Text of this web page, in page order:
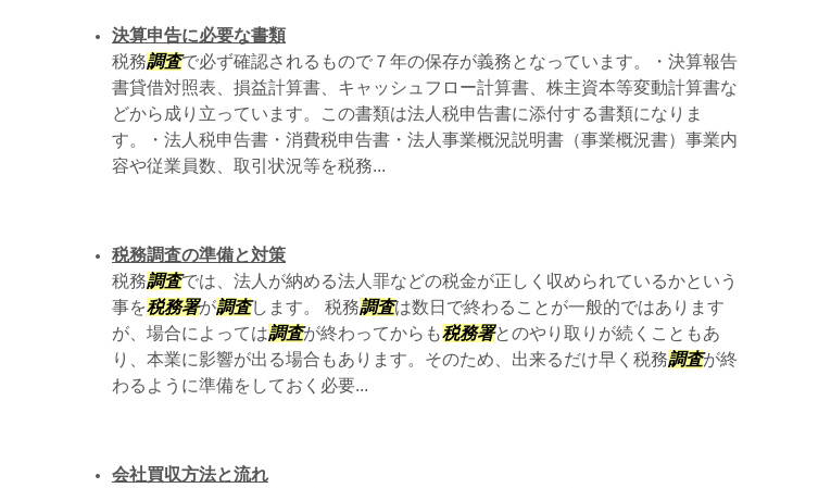
決算申告に必要な書類
税務調査で必ず確認されるもので７年の保存が義務となっています。・決算報告
書貸借対照表、損益計算書、キャッシュフロー計算書、株主資本等変動計算書な
どから成り立っています。この書類は法人税申告書に添付する書類になりま
す。・法人税申告書・消費税申告書・法人事業概況説明書（事業概況書）事業内
容や従業員数、取引状況等を税務...
税務調査の準備と対策
税務調査では、法人が納める法人罪などの税金が正しく収められているかという
事を税務署が調査します。 税務調査は数日で終わることが一般的ではあります
が、場合によっては調査が終わってからも税務署とのやり取りが続くこともあ
り、本業に影響が出る場合もあります。そのため、出来るだけ早く税務調査が終
わるように準備をしておく必要...
会社買収方法と流れ